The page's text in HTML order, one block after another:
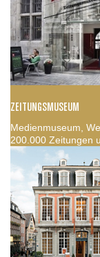
ZEITUNGSMUSEUM
Medienmuseum,
200.000 Zeitungen